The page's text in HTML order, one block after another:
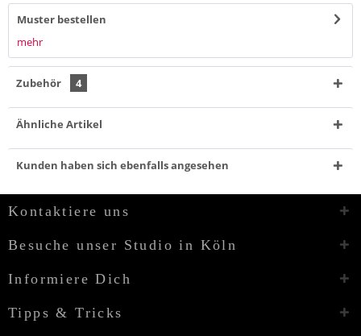
Muster bestellen
mehr
Zubehör 4
Ähnliche Artikel
Kunden haben sich ebenfalls angesehen
Kontaktiere uns
Besuche unser Studio in Köln
Informiere Dich
Tipps & Tricks